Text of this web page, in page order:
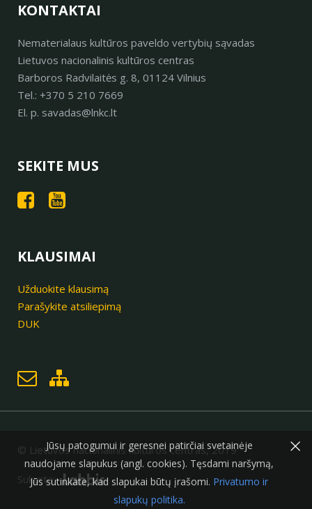
KONTAKTAI
Nematerialaus kultūros paveldo vertybių sąvadas
Lietuvos nacionalinis kultūros centras
Barboros Radvilaitės g. 8, 01124 Vilnius
Tel.: +370 5 210 7669
El. p. savadas@lnkc.lt
SEKITE MUS
KLAUSIMAI
Užduokite klausimą
Parašykite atsiliepimą
DUK
© Lietuvos nacionalinis kultūros centras, 2019
Sukurta:
×
Jūsų patogumui ir geresnei patirčiai svetainėje
naudojame slapukus (angl. cookies). Tęsdami naršymą,
Jūs sutinkate, kad slapukai būtų įrašomi. Privatumo ir
slapukų politika.